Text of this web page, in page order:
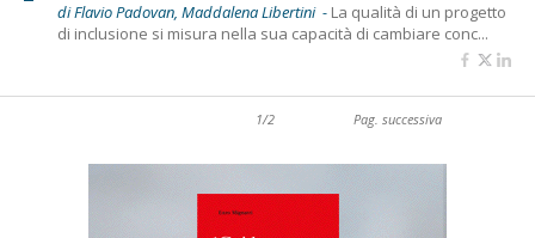
di Flavio Padovan, Maddalena Libertini - La qualità di un progetto
di inclusione si misura nella sua capacità di cambiare conc...
1/2 Pag. successiva